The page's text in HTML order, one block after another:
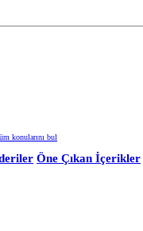
konularını bul
Öne Çıkan İçerikler